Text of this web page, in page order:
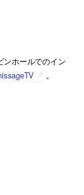
ンホールでのイン
。